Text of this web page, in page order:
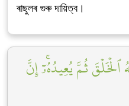
ৰাছুলৰ গুৰু দায়িত্ব।
ثُمَّ يُعِيدُهُۥٓۚ إِنَّ